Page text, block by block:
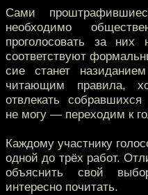
Сами
необходимо
проголосовать за
соответствуют
сие станет
читающим правила,
отвлекать
не могу — переходим к
Каждому участнику
одной до трёх работ.
объяснить свой
интересно почитать.